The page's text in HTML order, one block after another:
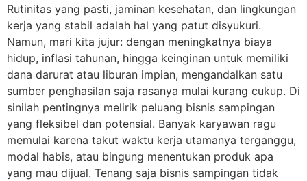
Rutinitas yang pasti, jaminan kesehatan, dan lingkungan
kerja yang stabil adalah hal yang patut disyukuri.
Namun, mari kita jujur: dengan meningkatnya biaya
hidup, inflasi tahunan, hingga keinginan untuk memiliki
dana darurat atau liburan impian, mengandalkan satu
sumber penghasilan saja rasanya mulai kurang cukup. Di
sinilah pentingnya melirik peluang bisnis sampingan
yang fleksibel dan potensial. Banyak karyawan ragu
memulai karena takut waktu kerja utamanya terganggu,
modal habis, atau bingung menentukan produk apa
yang mau dijual. Tenang saja bisnis sampingan tidak